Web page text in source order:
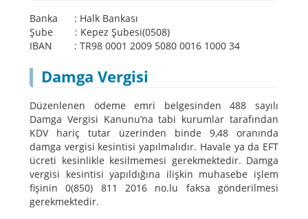
Banka : Halk Bankası
Şube : Kepez Şubesi(0508)
IBAN : TR98 0001 2009 5080 0016 1000 34
Damga Vergisi
Düzenlenen ödeme emri belgesinden 488 sayılı
Damga Vergisi Kanunu’na tabi kurumlar tarafından
KDV hariç tutar üzerinden binde 9,48 oranında
damga vergisi kesintisi yapılmalıdır. Havale ya da EFT
ücreti kesinlikle kesilmemesi gerekmektedir. Damga
vergisi kesintisi yapıldığına ilişkin muhasebe işlem
fişinin 0(850) 811 2016 no.lu faksa gönderilmesi
gerekmektedir.